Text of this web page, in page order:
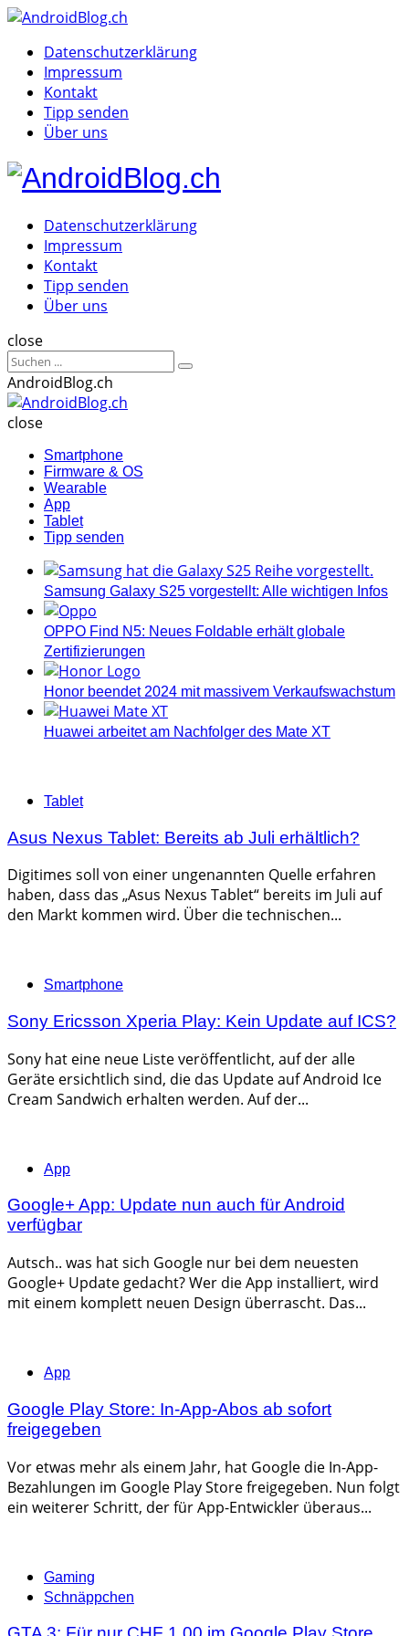
Menu
MenuDatenschutzerklärung
Impressum
Kontakt
Tipp senden
Über uns
Datenschutzerklärung
Impressum
Kontakt
Tipp senden
Über uns
Suche
close
Sucheergebnisse
für
Suche
AndroidBlog.ch
close
Smartphone
Firmware & OS
Wearable
App
Tablet
Tipp senden
Samsung Galaxy S25 vorgestellt: Alle wichtigen Infos
OPPO Find N5: Neues Foldable erhält globale
Zertifizierungen
Honor beendet 2024 mit massivem Verkaufswachstum
Huawei arbeitet am Nachfolger des Mate XT
Categories
Tablet
Asus Nexus Tablet: Bereits ab Juli erhältlich?
Digitimes soll von einer ungenannten Quelle erfahren
haben, dass das „Asus Nexus Tablet“ bereits im Juli auf
den Markt kommen wird. Über die technischen...
Categories
Smartphone
Sony Ericsson Xperia Play: Kein Update auf ICS?
Sony hat eine neue Liste veröffentlicht, auf der alle
Geräte ersichtlich sind, die das Update auf Android Ice
Cream Sandwich erhalten werden. Auf der...
Categories
App
Google+ App: Update nun auch für Android
verfügbar
Autsch.. was hat sich Google nur bei dem neuesten
Google+ Update gedacht? Wer die App installiert, wird
mit einem komplett neuen Design überrascht. Das...
Categories
App
Google Play Store: In-App-Abos ab sofort
freigegeben
Vor etwas mehr als einem Jahr, hat Google die In-App-
Bezahlungen im Google Play Store freigegeben. Nun folgt
ein weiterer Schritt, der für App-Entwickler überaus...
Categories
Gaming
Schnäppchen